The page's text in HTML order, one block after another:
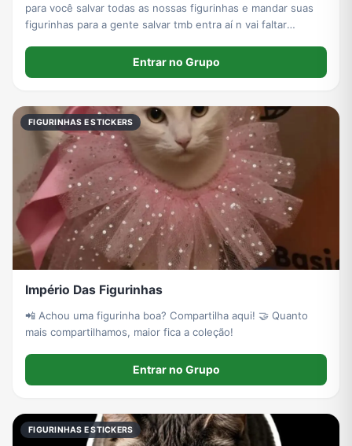
para você salvar todas as nossas figurinhas e mandar suas
figurinhas para a gente salvar tmb entra aí n vai faltar
Entrar no Grupo
FIGURINHAS E STICKERS
Império Das Figurinhas
📲 Achou uma figurinha boa? Compartilha aqui! 🤝 Quanto
mais compartilhamos, maior fica a coleção!
Entrar no Grupo
FIGURINHAS E STICKERS